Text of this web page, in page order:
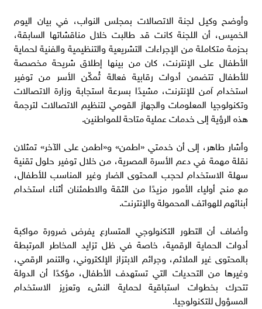
وأوضح وكيل لجنة الاتصالات بمجلس النواب، في بيان اليوم
الخميس، أن اللجنة كانت قد طالبت خلال مناقشاتها السابقة،
بحزمة متكاملة من الإجراءات التشريعية والتنظيمية والفنية لحماية
الأطفال على الإنترنت، كان من بينها إطلاق شريحة مخصصة
للأطفال تتضمن أدوات رقابية فعالة تُمكّن الأسر من توفير
استخدام آمن للإنترنت، مشيدًا بسرعة استجابة وزارة الاتصالات
وتكنولوجيا المعلومات والجهاز القومي لتنظيم الاتصالات لترجمة
هذه الرؤية إلى خدمات عملية متاحة للمواطنين.
وأشار طاهر، إلى أن خدمتي «اطمن» و«اطمن على الآخر» تمثلان
نقلة مهمة في دعم الأسرة المصرية، من خلال توفير حلول تقنية
سهلة الاستخدام لحجب المحتوى الضار وغير المناسب للأطفال،
مع منح أولياء الأمور مزيدًا من الثقة والاطمئنان أثناء استخدام
أبنائهم للهواتف المحمولة والإنترنت.
وأضاف أن التطور التكنولوجي المتسارع يفرض ضرورة مواكبة
أدوات الحماية الرقمية، خاصة في ظل تزايد المخاطر المرتبطة
بالمحتوى غير الملائم، وجرائم الابتزاز الإلكتروني، والتنمر الرقمي،
وغيرها من التحديات التي تستهدف الأطفال، مؤكدًا أن الدولة
تتحرك بخطوات استباقية لحماية النشء وتعزيز الاستخدام
المسؤول للتكنولوجيا.